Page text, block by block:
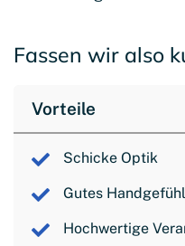
Fassen wir also
Vorteile
Schicke Optik
Gutes Handgefühl
Hochwertige